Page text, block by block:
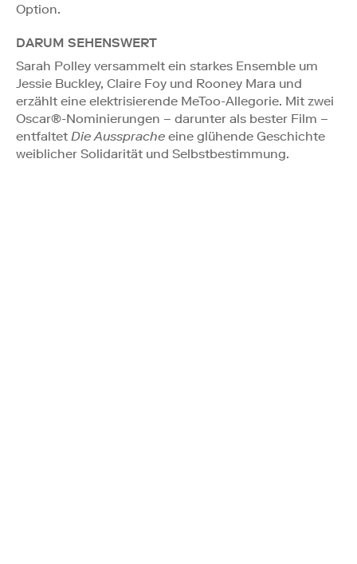
Option.
DARUM SEHENSWERT
Sarah Polley versammelt ein starkes Ensemble um
Jessie Buckley, Claire Foy und Rooney Mara und
erzählt eine elektrisierende MeToo-Allegorie. Mit zwei
Oscar®-Nominierungen – darunter als bester Film –
entfaltet Die Aussprache eine glühende Geschichte
weiblicher Solidarität und Selbstbestimmung.